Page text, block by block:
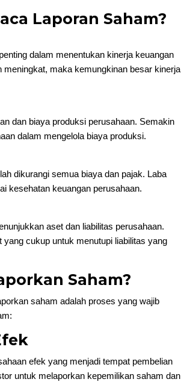
Laporan Saham?
dalam menentukan kinerja keuangan
maka kemungkinan besar kinerja
dan biaya produksi perusahaan. Semakin
dalam mengelola biaya produksi.
dikurangi semua biaya dan pajak. Laba
kesehatan keuangan perusahaan.
aset dan liabilitas perusahaan.
cukup untuk menutupi liabilitas yang
Saham?
saham adalah proses yang wajib
efek yang menjadi tempat pembelian
untuk melaporkan kepemilikan saham dan